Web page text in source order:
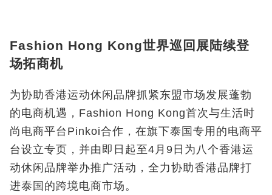
Fashion Hong Kong世界巡回展陆续登
场拓商机
为协助香港运动休闲品牌抓紧东盟市场发展蓬勃
的电商机遇，Fashion Hong Kong首次与生活时
尚电商平台 Pinkoi合作，在旗下泰国专用的电商平
台设立专页，并由即日起至4 月 9 日为八个香港运
动休闲品牌举办推广活动，全力协助香港品牌打
进泰国的跨境电商市场。